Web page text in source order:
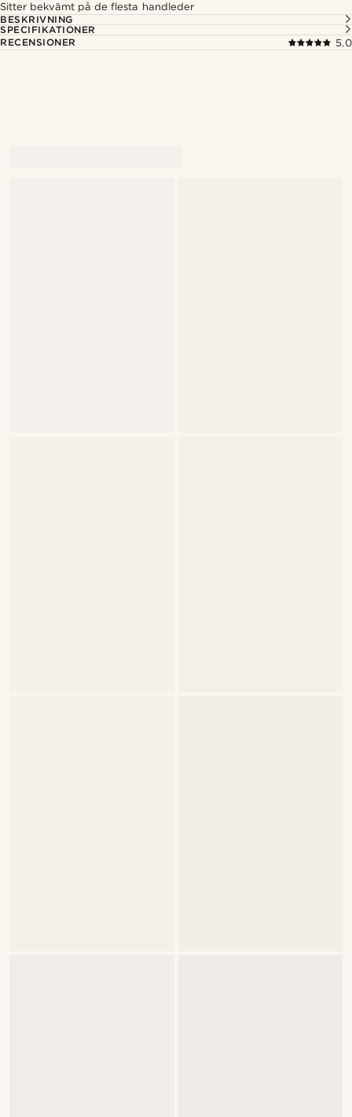
Sitter bekvämt på de flesta handleder
BESKRIVNING
SPECIFIKATIONER
RECENSIONER
5.0